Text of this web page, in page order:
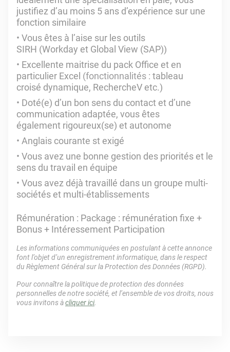
justifiez d’au moins 5 ans d’expérience sur une
fonction similaire
Vous êtes à l’aise sur les outils
SIRH (Workday et Global View (SAP))
Excellente maitrise du pack Office et en
particulier Excel (fonctionnalités : tableau
croisé dynamique, RechercheV etc.)
Doté(e) d’un bon sens du contact et d’une
communication adaptée, vous êtes
également rigoureux(se) et autonome
Anglais courante st exigé
Vous avez une bonne gestion des priorités et le
sens du travail en équipe
Vous avez déjà travaillé dans un groupe multi-
sociétés et multi-établissements
Rémunération : Package : rémunération fixe +
Bonus + Intéressement Participation
Les informations communiquées en postulant à cette annonce
font l’objet d’un enregistrement informatique, dans le respect
du Règlement Général sur la Protection des Données (RGPD).
Pour connaître la politique de protection des données
personnelles de notre société, et l’ensemble de vos droits, nous
vous invitons àcliquer ici.